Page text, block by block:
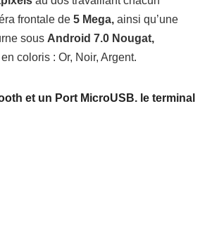
frontale de5 Mega, ainsi qu’une
sous Android 7.0 Nougat,
coloris : Or, Noir, Argent.
et un Port MicroUSB. le terminal